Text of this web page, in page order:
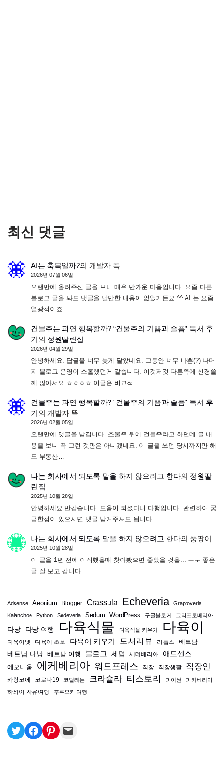
최신 댓글
AI는 축복일까?의 개발자 뜩
2026년 07월 06일
오랜만에 올려주신 글을 보니 매우 반가운 마음입니다. 요즘 다른
블로그 글을 봐도 댓글을 달만한 내용이 없었거든요.^^ AI 는 요즘
열광적이죠.…
건물주는 과연 행복할까? “건물주의 기쁨과 슬픔” 독서 후
기의 정원딸린집
2026년 04월 29일
안녕하세요. 답글을 너무 늦게 달았네요. 그동안 너무 바쁜(?) 나머
지 블로그 운영이 소홀했던거 같습니다. 이것저것 다른쪽에 신경쓸
께 많아서요 ㅎㅎㅎㅎ 이글은 비교적…
건물주는 과연 행복할까? “건물주의 기쁨과 슬픔” 독서 후
기의 개발자 뜩
2026년 02월 05일
오랜만에 댓글을 남깁니다. 조물주 위에 건물주라고 하던데 글 내
용을 보니 꼭 그런 것만은 아니겠네요. 이 글을 쓰던 당시까지만 해
도 부동산…
나는 회사에서 되도록 말을 하지 않으려고 한다의 정원딸
린집
2025년 10월 28일
안녕하세요 반갑습니다. 도움이 되셨다니 다행입니다. 관련하여 궁
금한점이 있으시면 댓글 남겨주셔도 됩니다.
나는 회사에서 되도록 말을 하지 않으려고 한다의 뚱땅이
2025년 10월 28일
이 글을 1년 전에 이직했을때 찾아봤으면 좋았을 것을... ㅜㅜ 좋은
글 잘 보고 갑니다.
Adsense Aeonium Blogger Crassula Echeveria Graptoveria
Kalanchoe Python Sedeveria Sedum WordPress 구글블로거 그라프토베리아
다낭 다낭 여행 다육식물 다육식물 키우기 다육이
다육이넷 다육이 초보 다육이 키우기 도서리뷰 리톱스
베트남
베트남 다낭 베트남 여행 블로그 세덤 세데베리아 애드센스
에오니움 에케베리아 워드프레스 직장 직장생활 직장인
카랑코에 코로나19 코틸레돈 크라슐라 티스토리 파이썬 파키베리아
하와이 자유여행 후쿠오카 여행